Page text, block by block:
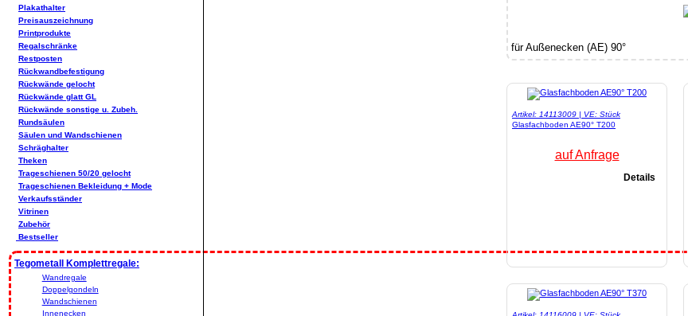
für Außenecken (AE) 90°
Artikel: 14113009 | VE: Stück
Glasfachboden AE90° T200
auf Anfrage
Details
Plakathalter
Preisauszeichnung
Printprodukte
Regalschränke
Restposten
Rückwandbefestigung
Rückwände gelocht
Rückwände glatt GL
Rückwände sonstige u. Zubeh.
Rundsäulen
Säulen und Wandschienen
Schräghalter
Theken
Trageschienen 50/20 gelocht
Trageschienen Bekleidung + Mode
Verkaufsständer
Vitrinen
Zubehör
Bestseller
Tegometall Komplettregale:
Wandregale
Doppelgondeln
Wandschienen
Innenecken